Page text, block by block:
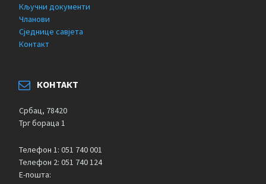
Кључни документи
Чланови
Сједнице савјета
Контакт
КОНТАКТ
Србац, 78420
Трг бораца 1
Телефон 1: 051 740 001
Телефон 2: 051 740 124
Е-пошта: